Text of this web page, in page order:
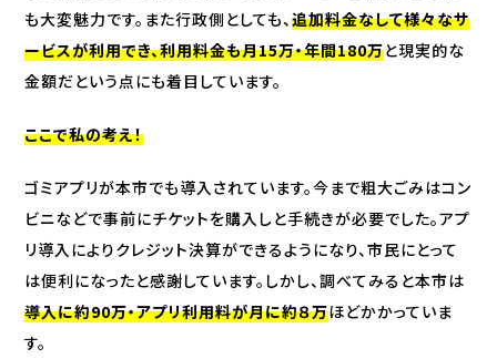
も大変魅力です。また行政側としても、追加料金なして様々なサ
ービスが利用でき、利用料金も月15万・年間180万と現実的な
金額だという点にも着目しています。
ここで私の考え！
ゴミアプリが本市でも導入されています。今まで粗大ごみはコン
ビニなどで事前にチケットを購入しと手続きが必要でした。アプ
リ導入によりクレジット決算ができるようになり、市民にとって
は便利になったと感謝しています。しかし、調べてみると本市は
導入に約90万・アプリ利用料が月に約８万ほどかかっていま
す。